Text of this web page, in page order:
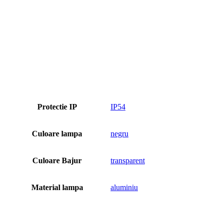
Protectie IP IP54
Culoare lampa negru
Culoare Bajur transparent
Material lampa aluminiu